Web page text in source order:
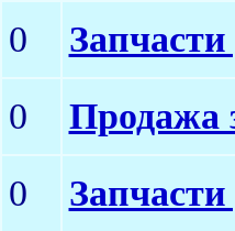
0 Запчасти
0 Продажа
0